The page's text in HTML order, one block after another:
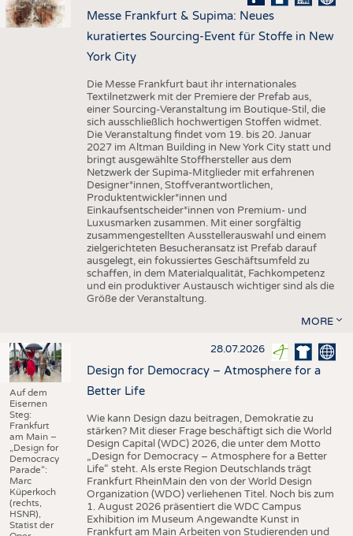
Messe Frankfurt & Supima: Neues
kuratiertes Sourcing-Event für Stoffe in New
York City
Die Messe Frankfurt baut ihr internationales
Textilnetzwerk mit der Premiere der Prefab aus,
einer Sourcing-Veranstaltung im Boutique-Stil, die
sich ausschließlich hochwertigen Stoffen widmet.
Die Veranstaltung findet vom 19. bis 20. Januar
2027 im Altman Building in New York City statt und
bringt ausgewählte Stoffhersteller aus dem
Netzwerk der Supima-Mitglieder mit erfahrenen
Designer*innen, Stoffverantwortlichen,
Produktentwickler*innen und
Einkaufsentscheider*innen von Premium- und
Luxusmarken zusammen. Mit einer sorgfältig
zusammengestellten Ausstellerauswahl und einem
zielgerichteten Besucheransatz ist Prefab darauf
ausgelegt, ein fokussiertes Geschäftsumfeld zu
schaffen, in dem Materialqualität, Fachkompetenz
und ein produktiver Austausch wichtiger sind als die
Größe der Veranstaltung.
MORE
Auf dem
Eisernen
Steg:
Frankfurt
am Main –
„Design for
Democracy
Parade“:
Marc
Küperkoch
(rechts,
HSNR),
Statist der
28.07.2026
Design for Democracy – Atmosphere for a
Better Life
Wie kann Design dazu beitragen, Demokratie zu
stärken? Mit dieser Frage beschäftigt sich die World
Design Capital (WDC) 2026, die unter dem Motto
„Design for Democracy – Atmosphere for a Better
Life“ steht. Als erste Region Deutschlands trägt
Frankfurt RheinMain den von der World Design
Organization (WDO) verliehenen Titel. Noch bis zum
1. August 2026 präsentiert die WDC Campus
Exhibition im Museum Angewandte Kunst in
Frankfurt am Main Arbeiten von Studierenden und